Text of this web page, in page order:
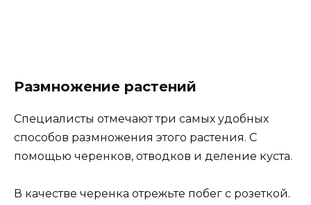
Размножение растений
Специалисты отмечают три самых удобных
способов размножения этого растения. С
помощью черенков, отводков и деление куста.
В качестве черенка отрежьте побег с розеткой.